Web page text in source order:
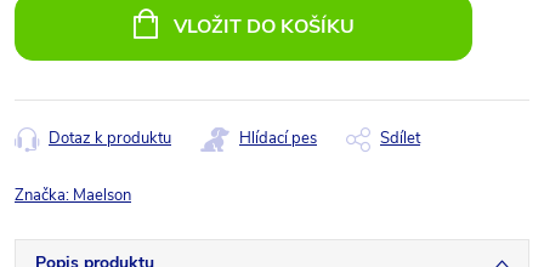
cena:
VLOŽIT DO KOŠÍKU
Dotaz k produktu Hlídací pes Sdílet
Značka: Maelson